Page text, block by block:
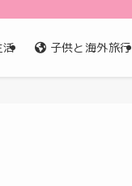
活 子供と海外旅行